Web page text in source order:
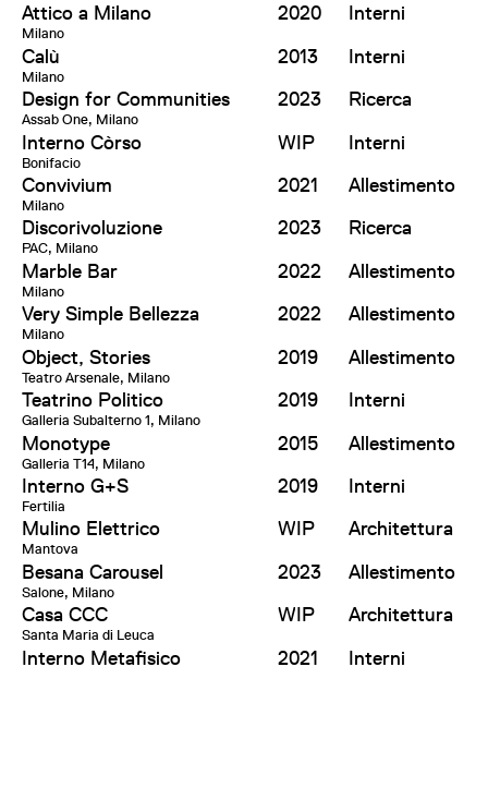
Attico a Milano
Milano
2020
Interni
Calù
Milano
2013
Interni
Design for Communities
Assab One, Milano
2023
Ricerca
Interno Còrso
Bonifacio
WIP
Interni
Convivium
Milano
2021
Allestimento
Discorivoluzione
PAC, Milano
2023
Ricerca
Marble Bar
Milano
2022
Allestimento
Very Simple Bellezza
Milano
2022
Allestimento
Object, Stories
Teatro Arsenale, Milano
2019
Allestimento
Teatrino Politico
Galleria Subalterno 1, Milano
2019
Interni
Monotype
Galleria T14, Milano
2015
Allestimento
Interno G+S
Fertilia
2019
Interni
Mulino Elettrico
Mantova
WIP
Architettura
Besana Carousel
Salone, Milano
2023
Allestimento
Casa CCC
Santa Maria di Leuca
WIP
Architettura
Interno Metafisico
2021
Interni